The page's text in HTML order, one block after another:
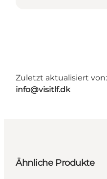
Zuletzt aktualisiert von:
info@visitlf.dk
Ähnliche Produkte